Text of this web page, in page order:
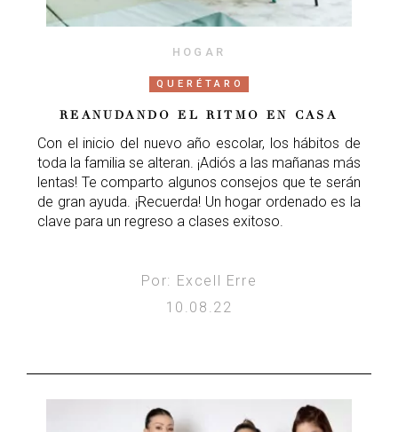
HOGAR
QUERÉTARO
REANUDANDO EL RITMO EN CASA
Con el inicio del nuevo año escolar, los hábitos de
toda la familia se alteran. ¡Adiós a las mañanas más
lentas! Te comparto algunos consejos que te serán
de gran ayuda. ¡Recuerda! Un hogar ordenado es la
clave para un regreso a clases exitoso.
Por: Excell Erre
10.08.22